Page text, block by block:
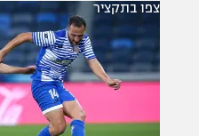
צפו בתקציר